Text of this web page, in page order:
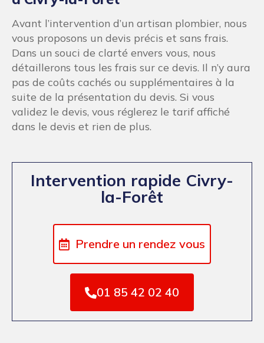
Avant l’intervention d’un artisan plombier, nous
vous proposons un devis précis et sans frais.
Dans un souci de clarté envers vous, nous
détaillerons tous les frais sur ce devis. Il n’y aura
pas de coûts cachés ou supplémentaires à la
suite de la présentation du devis. Si vous
validez le devis, vous réglerez le tarif affiché
dans le devis et rien de plus.
Intervention rapide Civry-
la-Forêt
Prendre un rendez vous
01 85 42 02 40